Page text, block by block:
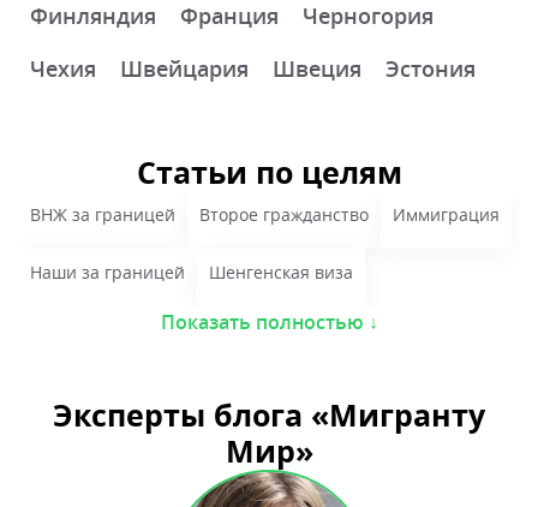
Финляндия
Франция
Черногория
Чехия
Швейцария Швеция Эстония
Статьи по целям
ВНЖ за границей Второе гражданство Иммиграция
Наши за границей Шенгенская виза
Показать полностью ↓
Эксперты блога «Мигранту
Мир»